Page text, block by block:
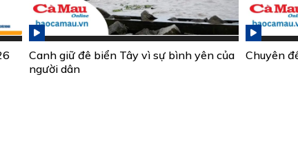
Canh giữ đê biển Tây vì sự bình yên của
người dân
Chuyên